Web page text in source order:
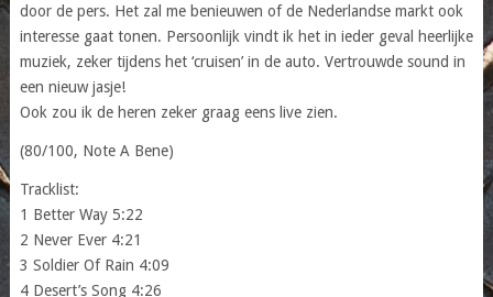
door de pers. Het zal me benieuwen of de Nederlandse markt ook
interesse gaat tonen. Persoonlijk vindt ik het in ieder geval heerlijke
muziek, zeker tijdens het ‘cruisen’ in de auto. Vertrouwde sound in
een nieuw jasje!
Ook zou ik de heren zeker graag eens live zien.
(80/100, Note A Bene)
Tracklist:
1 Better Way 5:22
2 Never Ever 4:21
3 Soldier Of Rain 4:09
4 Desert’s Song 4:26